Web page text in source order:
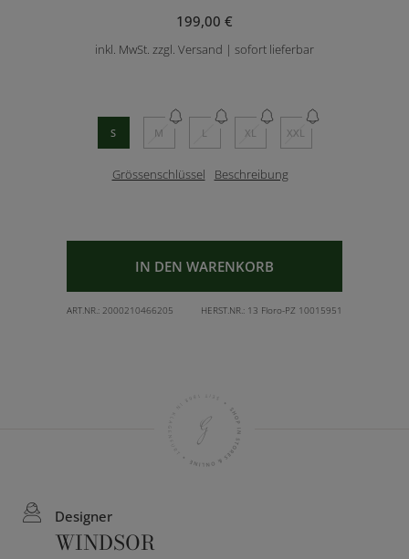
199,00 €
inkl. MwSt. zzgl. Versand | sofort lieferbar
S M L XL XXL
Grössenschlüssel Beschreibung
IN DEN WARENKORB
ART.NR.: 2000210466205 HERST.NR.: 13 Floro-PZ 10015951
Designer
WINDSOR